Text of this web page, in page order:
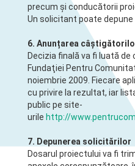
precum şi conducătorii
Un solicitant poate depune
6. Anunțarea
Decizia finală va fi luată de
Fundaţiei Pentru
noiembrie 2009. Fiecare
cu privire la rezultat, iar
public pe site-
urile http://
7. Depunerea solicitărilor
Dosarul proiectului va fi